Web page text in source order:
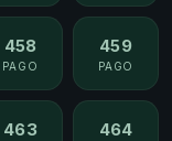
458
PAGO
459
PAGO
463 464